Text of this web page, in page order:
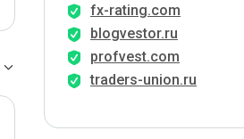
fx-rating.com
blogvestor.ru
profvest.com
traders-union.ru